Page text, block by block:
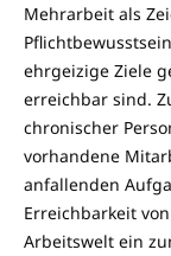
Mehrarbeit als
ehrgeizige Ziele
erreichbar sind.
chronischer
vorhandene
anfallenden
Erreichbarkeit
Arbeitswelt ein